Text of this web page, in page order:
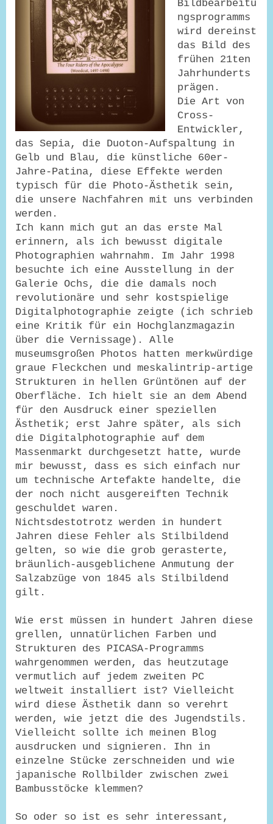
Bildbearbeitu
ngsprogramms
wird dereinst
das Bild des
frühen 21ten
Jahrhunderts
prägen.
Die Art von
Cross-
Entwickler,
das Sepia, die Duoton-Aufspaltung in
Gelb und Blau, die künstliche 60er-
Jahre-Patina, diese Effekte werden
typisch für die Photo-Ästhetik sein,
die unsere Nachfahren mit uns verbinden
werden.
Ich kann mich gut an das erste Mal
erinnern, als ich bewusst digitale
Photographien wahrnahm. Im Jahr 1998
besuchte ich eine Ausstellung in der
Galerie Ochs, die die damals noch
revolutionäre und sehr kostspielige
Digitalphotographie zeigte (ich schrieb
eine Kritik für ein Hochglanzmagazin
über die Vernissage). Alle
museumsgroßen Photos hatten merkwürdige
graue Fleckchen und meskalintrip-artige
Strukturen in hellen Grüntönen auf der
Oberfläche. Ich hielt sie an dem Abend
für den Ausdruck einer speziellen
Ästhetik; erst Jahre später, als sich
die Digitalphotographie auf dem
Massenmarkt durchgesetzt hatte, wurde
mir bewusst, dass es sich einfach nur
um technische Artefakte handelte, die
der noch nicht ausgereiften Technik
geschuldet waren.
Nichtsdestotrotz werden in hundert
Jahren diese Fehler als Stilbildend
gelten, so wie die grob gerasterte,
bräunlich-ausgeblichene Anmutung der
Salzabzüge von 1845 als Stilbildend
gilt.
Wie erst müssen in hundert Jahren diese
grellen, unnatürlichen Farben und
Strukturen des PICASA-Programms
wahrgenommen werden, das heutzutage
vermutlich auf jedem zweiten PC
weltweit installiert ist? Vielleicht
wird diese Ästhetik dann so verehrt
werden, wie jetzt die des Jugendstils.
Vielleicht sollte ich meinen Blog
ausdrucken und signieren. Ihn in
einzelne Stücke zerschneiden und wie
japanische Rollbilder zwischen zwei
Bambusstöcke klemmen?
So oder so ist es sehr interessant,